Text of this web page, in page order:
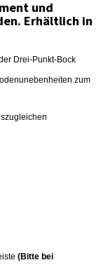
und
Erhältlich in
Drei-Punkt-Bock
zum
(Bitte bei